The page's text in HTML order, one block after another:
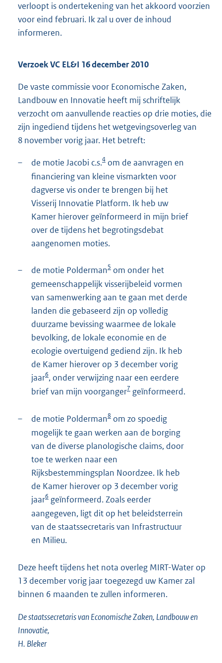
verloopt is ondertekening van het akkoord voorzien
voor eind februari. Ik zal u over de inhoud
informeren.
Verzoek VC EL&I 16 december 2010
De vaste commissie voor Economische Zaken,
Landbouw en Innovatie heeft mij schriftelijk
verzocht om aanvullende reacties op drie moties, die
zijn ingediend tijdens het wetgevingsoverleg van
8 november vorig jaar. Het betreft:
– de motie Jacobi c.s.4 om de aanvragen en
financiering van kleine vismarkten voor
dagverse vis onder te brengen bij het
Visserij Innovatie Platform. Ik heb uw
Kamer hierover geïnformeerd in mijn brief
over de tijdens het begrotingsdebat
aangenomen moties.
– de motie Polderman5 om onder het
gemeenschappelijk visserijbeleid vormen
van samenwerking aan te gaan met derde
landen die gebaseerd zijn op volledig
duurzame bevissing waarmee de lokale
bevolking, de lokale economie en de
ecologie overtuigend gediend zijn. Ik heb
de Kamer hierover op 3 december vorig
jaar6, onder verwijzing naar een eerdere
brief van mijn voorganger7 geïnformeerd.
– de motie Polderman8 om zo spoedig
mogelijk te gaan werken aan de borging
van de diverse planologische claims, door
toe te werken naar een
Rijksbestemmingsplan Noordzee. Ik heb
de Kamer hierover op 3 december vorig
jaar6 geïnformeerd. Zoals eerder
aangegeven, ligt dit op het beleidsterrein
van de staatssecretaris van Infrastructuur
en Milieu.
Deze heeft tijdens het nota overleg MIRT-Water op
13 december vorig jaar toegezegd uw Kamer zal
binnen 6 maanden te zullen informeren.
De staatssecretaris van Economische Zaken, Landbouw en
Innovatie,
H. Bleker